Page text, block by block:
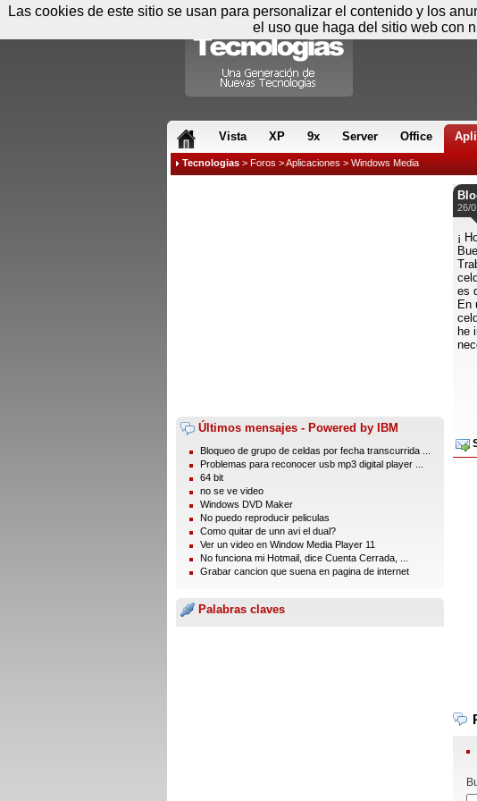
Vista XP 9x Server Office
Tecnologias > Foros >Aplicaciones > Windows Media
Últimos mensajes - Powered by IBM
Bloqueo de grupo de celdas por fecha transcurrida ...
Problemas para reconocer usb mp3 digital player ...
64 bit
no se ve video
Windows DVD Maker
No puedo reproducir peliculas
Como quitar de unn avi el dual?
Ver un video en Window Media Player 11
No funciona mi Hotmail, dice Cuenta Cerrada, ...
Grabar cancion que suena en pagina de internet
Palabras claves
26/
¡
es
En
he
Las cookies de este sitio se usan para personalizar el contenido y los
el uso que haga del sitio web con